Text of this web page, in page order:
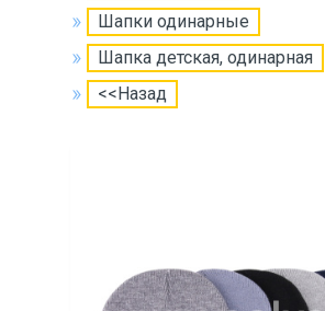
Шапки одинарные
Шапка детская, одинарная
<<Назад